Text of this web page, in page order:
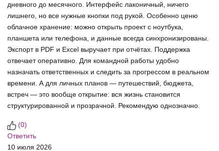
дневного до месячного. Интерфейс лаконичный, ничего
лишнего, но все нужные кнопки под рукой. Особенно ценю
облачное хранение: можно открыть проект с ноутбука,
планшета или телефона, и данные всегда синхронизированы.
Экспорт в PDF и Excel выручает при отчётах. Поддержка
отвечает оперативно. Для командной работы удобно
назначать ответственных и следить за прогрессом в реальном
времени. А для личных планов — путешествий, бюджета,
встреч — это вообще открытие: вся жизнь становится
структурированной и прозрачной. Рекомендую однозначно.
(0)
Ответить
10 июля 2026